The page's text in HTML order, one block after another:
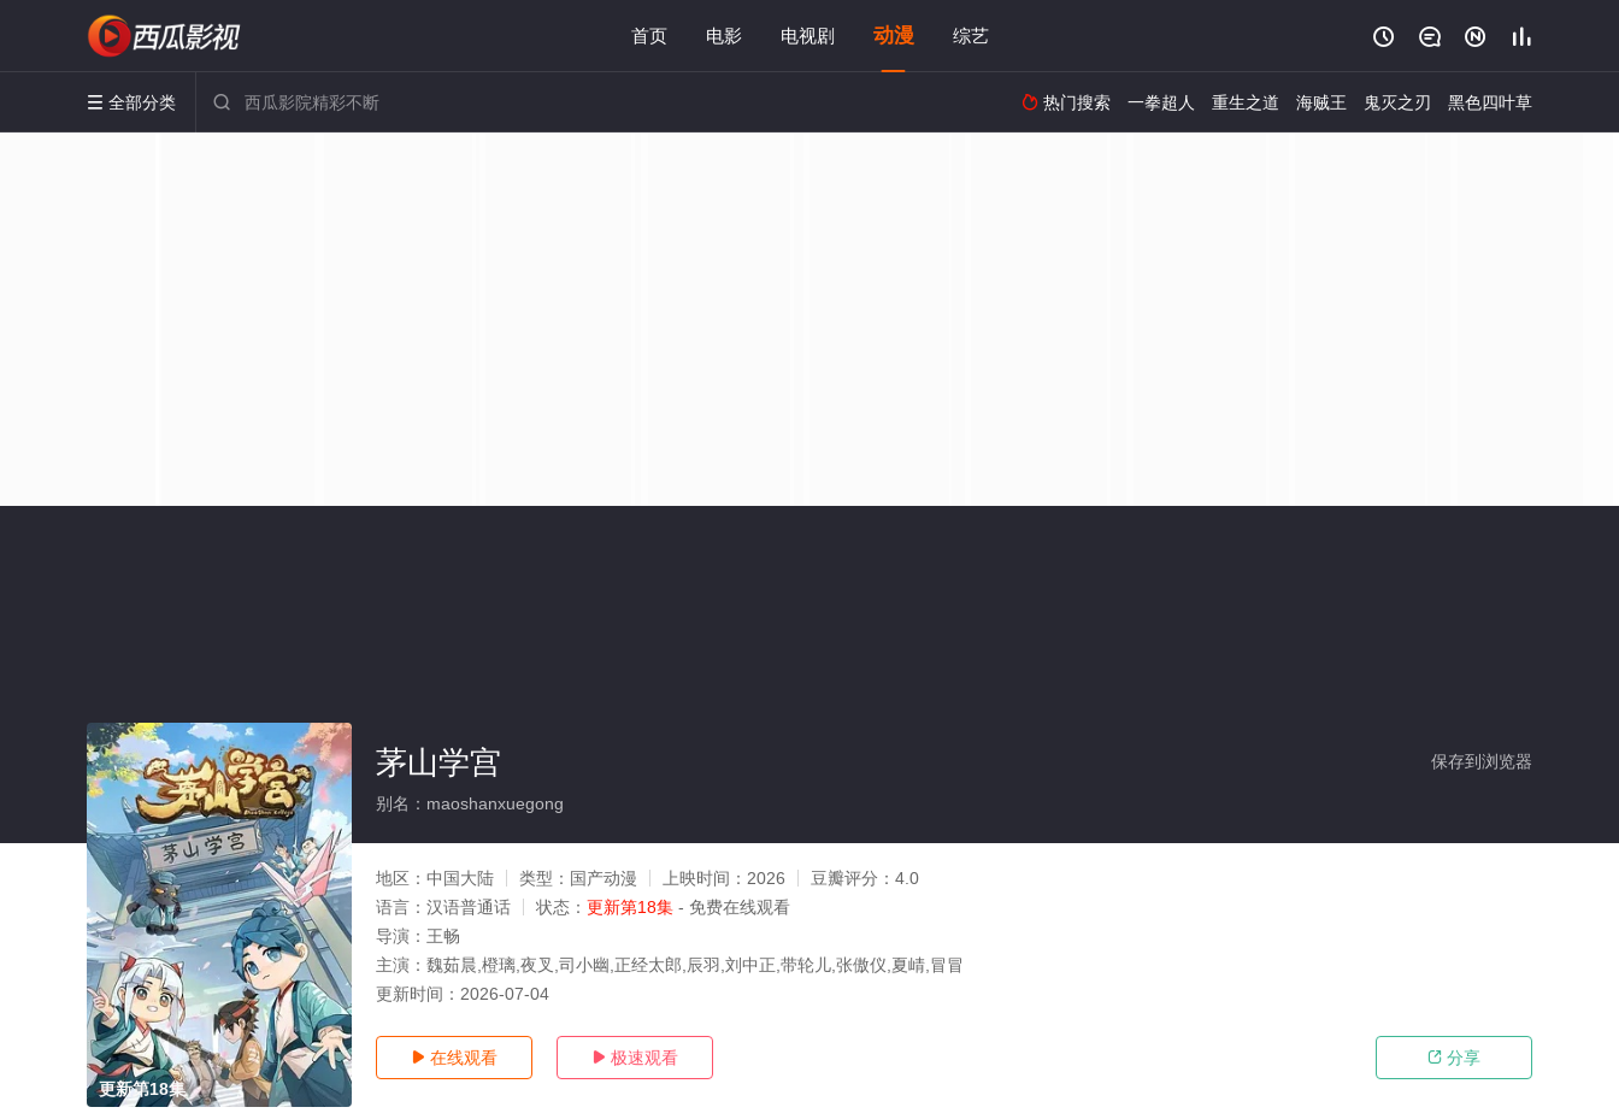
首页 电影 电视剧 动漫 综艺    
 全部分类   热门搜索 一拳超人 重生之道 海贼王 鬼灭之刃 黑色四叶草
更新第18集
保存到浏览器
茅山学宫
别名：maoshanxuegong
地区： 中国大陆 类型： 国产动漫 上映时间： 2026 豆瓣评分： 4.0
语言： 汉语普通话 状态： 更新第18集 - 免费在线观看
导演： 王畅
主演： 魏茹晨,橙璃,夜叉,司小幽,正经太郎,辰羽,刘中正,带轮儿,张傲仪,夏崝,冒冒
更新时间： 2026-07-04
 在线观看  极速观看  分享